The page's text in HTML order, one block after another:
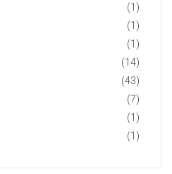
(1)
(1)
(1)
(14)
(43)
(7)
(1)
(1)